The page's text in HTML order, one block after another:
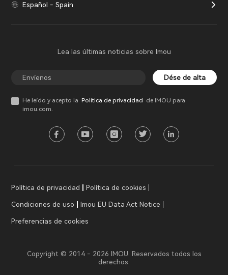
Español - Spain
Lea las últimas noticias sobre Imou
Dése de alta
He leído y acepto la Política de privacidad de IMOU para
imou.com.
Política de privacidad Política de cookies
Condiciones de uso Imou EU Data Act Notice
Preferencias de cookies
Copyright © 2014 - 2026 IMOU. Reservados todos los
derechos.